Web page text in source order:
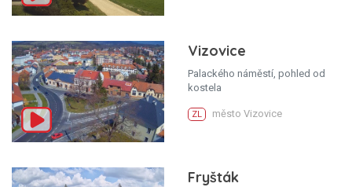
Vizovice
Palackého náměstí, pohled od
kostela
ZL město Vizovice
Fryšták